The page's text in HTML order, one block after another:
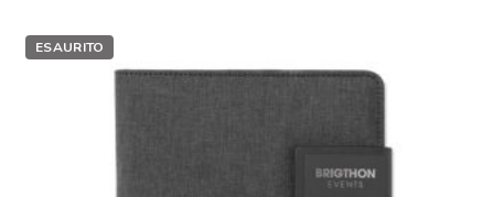
ESAURITO